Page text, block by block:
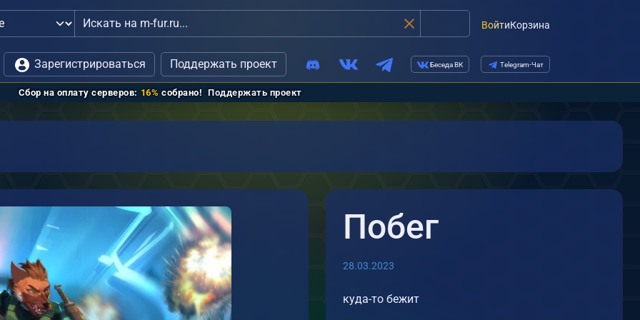
ВойтиКорзина
с администрацией
Зарегистрироваться Поддержать проект Беседа ВК Telegram-Чат
Сбор на оплату серверов: 16% собрано! Поддержать проект
Побег
28.03.2023
куда-то бежит